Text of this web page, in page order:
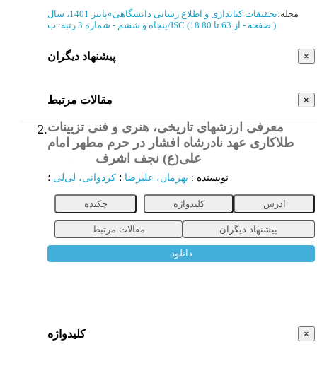
مجله:تحقیقات کتابداری و اطلاع رسانی دانشگاهی»
پاییز 1401، سال
پنجاه و ششم - شماره 3رتبه: ب/ISC (‎18 صفحه - )
× پیشنهاد دیگران
× مقالات مرتبط
2.معرفی ارزشهای تاریخی، هنری و فنی تزیینات
طلاكاری عهد نادرشاه افشار در حرم مطهر امام
علی(ع) نجف اشرف
نویسنده : بهرمان، علیرضا ؛ کردوانی، لی‌لی ؛
چکیده کلیدواژه آدرس
مقالات مرتبط پیشنهاد دیگران
دانلود
× کلیدواژه